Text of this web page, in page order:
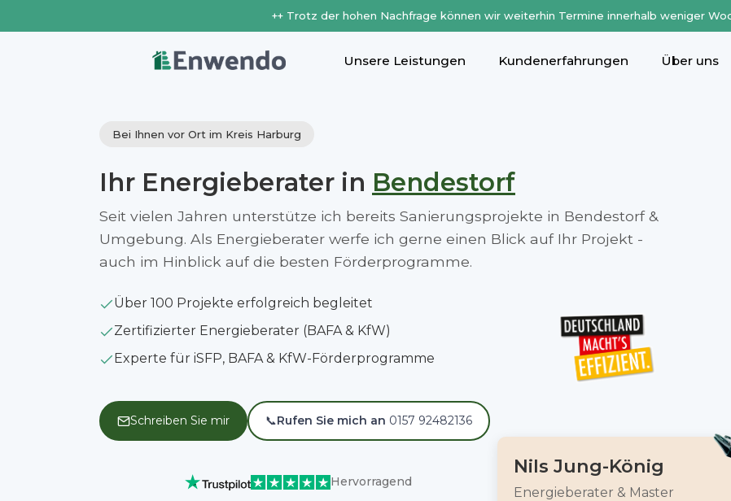
++ Trotz der hohen Nachfrage können wir weiterhin Termine innerhalb weniger
Unsere Leistungen Kundenerfahrungen Über uns
Bei Ihnen vor Ort im Kreis Harburg
Ihr Energieberater in Bendestorf
Seit vielen Jahren unterstütze ich bereits Sanierungsprojekte in Bendestorf &
Umgebung. Als Energieberater werfe ich gerne einen Blick auf Ihr Projekt -
auch im Hinblick auf die besten Förderprogramme.
Über 100 Projekte erfolgreich begleitet
Zertifizierter Energieberater (BAFA & KfW)
Experte für iSFP, BAFA & KfW-Förderprogramme
Schreiben Sie mir 📞Rufen Sie mich an 0157 92482136
Hervorragend
Nils Jung-König
Energieberater & Master